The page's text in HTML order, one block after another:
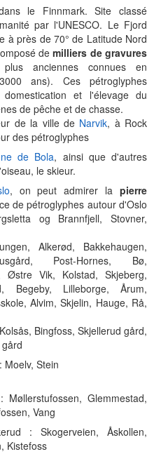
le Finnmark. Site classé
par l'UNESCO. Le Fjord
à près de 70° de Latitude Nord
demilliers de gravures
anciennes connues en
ans). Ces pétroglyphes
et l'élevage du
de pêche et de chasse.
de la ville de Narvik, à Rock
des pétroglyphes
de Bola, ainsi que d'autres
le skieur.
, on peut admirer la pierre
de pétroglyphes autour d'Oslo
og Brannfjell, Stovner,
Alkerød, Bakkehaugen,
Post-Hornes, Bø,
Østre Vik, Kolstad, Skjeberg,
Begeby, Lilleborge, Årum,
Alvim, Skjelin, Hauge, Rå,
Bingfoss, Skjellerud gård,
Moelv, Stein
Glemmestad,
Vang
: Skogerveien, Åskollen,
Kistefoss